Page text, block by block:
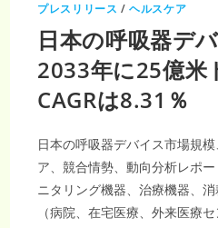
プレスリリース /ヘルスケア
日本の呼吸器デ
2033年に25億米
CAGRは8.31％
日本の呼吸器デバイス市場規
ア、競合情勢、動向分析レポ
ニタリング機器、治療機器、
（病院、在宅医療、外来医療